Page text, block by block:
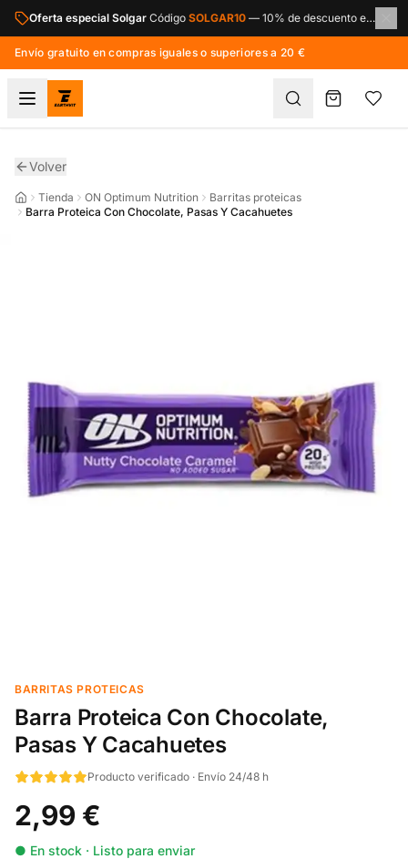
Saltar al contenido principal
Oferta especial Solgar Código SOLGAR10 — 10% de descuento en toda la marca Solgar.
Envío gratuito en compras iguales o superiores a 20 €
Volver
Tienda ON Optimum Nutrition
Barritas proteicas
Barra Proteica Con Chocolate, Pasas Y Cacahuetes
BARRITAS PROTEICAS
Barra Proteica Con Chocolate,
Pasas Y Cacahuetes
Producto verificado · Envío 24/48 h
2,99 €
● En stock · Listo para enviar